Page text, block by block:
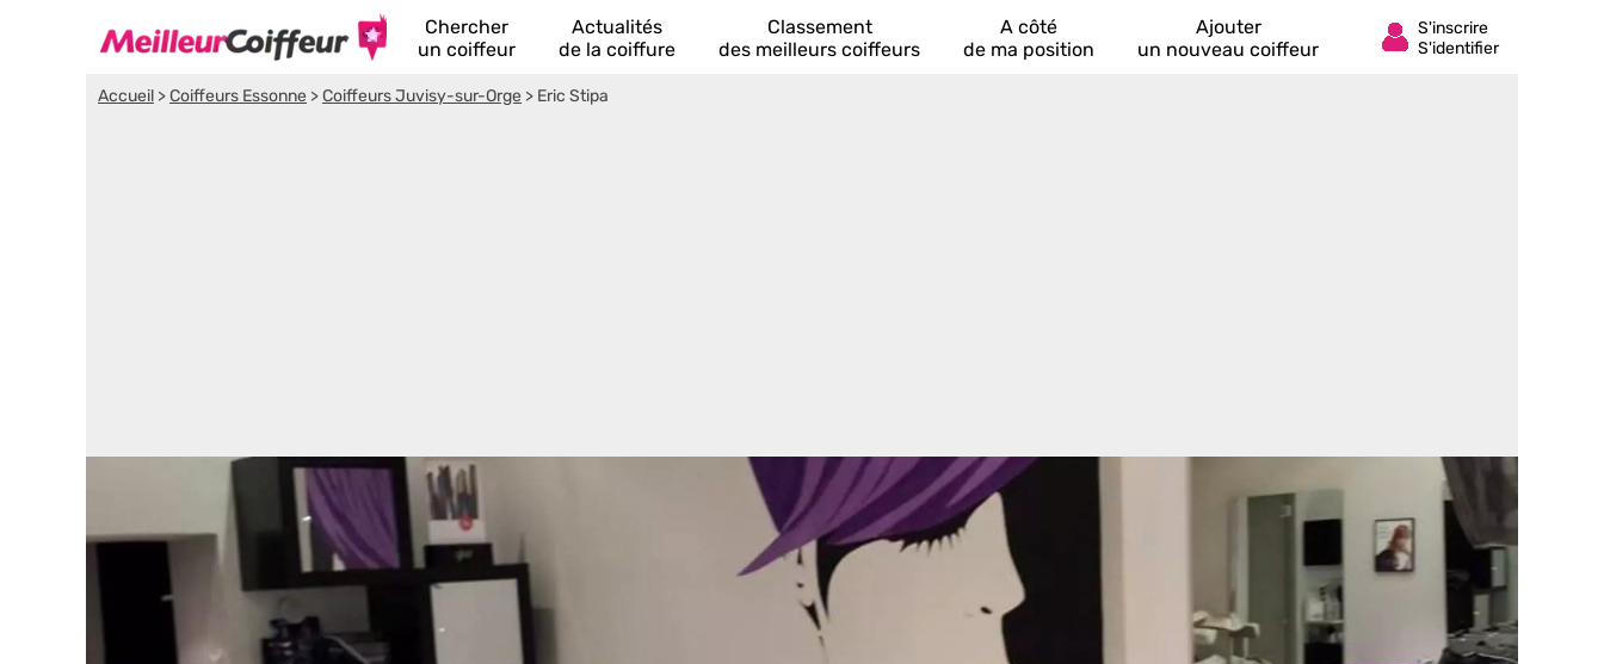
Chercher
un coiffeur
Actualités
de la coiffure
Classement
des meilleurs coiffeurs
A côté
de ma position
Ajouter
un nouveau coiffeur
Accueil >Coiffeurs Essonne >Coiffeurs Juvisy-sur-Orge > Eric Stipa